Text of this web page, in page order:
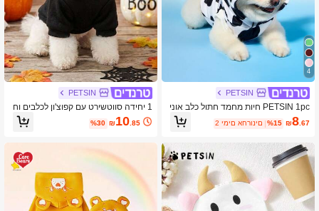
4
PETSIN
PETSIN 1pc חיות מחמד חתול כלב אוני
ברסלי ללא שרוולים קפוצ'ון, חמוד פרה ה
דפס קריקטורה 3D קוספליי סווטשירט עב
₪8.67
%15 2 ימים אחרונים
PETSIN
1 יחידה סווטשירט עם קפוצ'ון לכלבים וח
תולים, תחפושת עטלף להלווין עם כנפיים
בעיצוב קריקטורה חמוד, עיטור PETSIN
₪10.85
%30